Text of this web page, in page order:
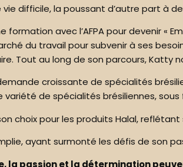
difficile, la poussant d’autre part à
formation avec l’AFPA pour devenir
du travail pour subvenir à ses
Tout au long de son parcours, Katty
croissante de spécialités
variété de spécialités brésiliennes,
choix pour les produits Halal,
ayant surmonté les défis de
la passion et la détermination